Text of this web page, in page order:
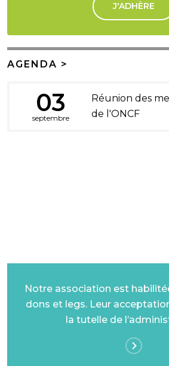
J'ADHÈRE
AGENDA >
03
septembre
Réunion des
de l'ONCF
Notre association est
dons et legs. Leur
la tutelle de